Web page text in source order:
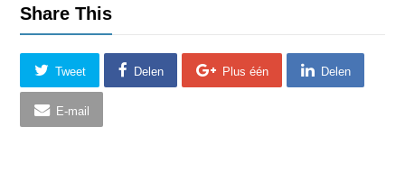
Share This
Tweet Delen Plus één Delen
E-mail